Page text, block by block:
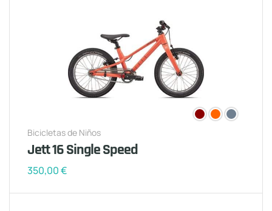
Bicicletas de Niños
Jett 16 Single Speed
350,00€